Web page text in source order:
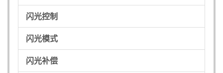
闪光控制
闪光模式
闪光补偿